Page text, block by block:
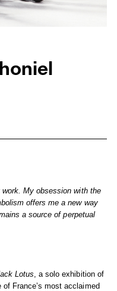
My obsession with the
offers me a new way
a source of perpetual
Lotus, a solo exhibition of
France’s most acclaimed